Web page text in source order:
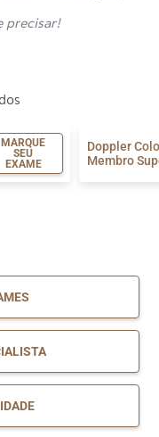
precisar!
MARQUE
SEU
EXAME
Doppler
Membro